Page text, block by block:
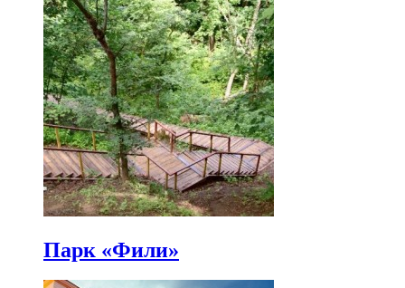
Парк «Фили»